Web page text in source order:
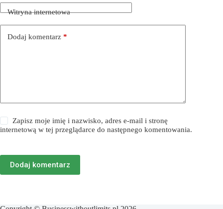
Witryna internetowa
Dodaj komentarz *
Zapisz moje imię i nazwisko, adres e-mail i stronę
internetową w tej przeglądarce do następnego komentowania.
Dodaj komentarz